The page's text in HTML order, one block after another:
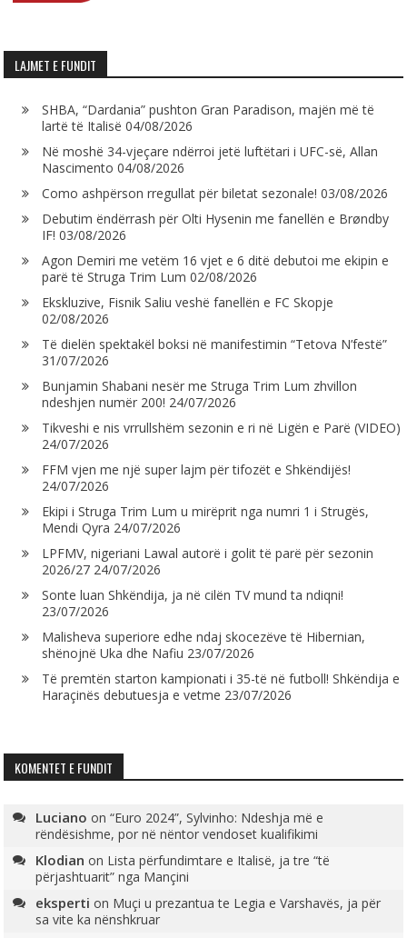
LAJMET E FUNDIT
SHBA, “Dardania” pushton Gran Paradison, majën më të
lartë të Italisë 04/08/2026
Në moshë 34-vjeçare ndërroi jetë luftëtari i UFC-së, Allan
Nascimento 04/08/2026
Como ashpërson rregullat për biletat sezonale! 03/08/2026
Debutim ëndërrash për Olti Hysenin me fanellën e Brøndby
IF! 03/08/2026
Agon Demiri me vetëm 16 vjet e 6 ditë debutoi me ekipin e
parë të Struga Trim Lum 02/08/2026
Ekskluzive, Fisnik Saliu veshë fanellën e FC Skopje
02/08/2026
Të dielën spektakël boksi në manifestimin “Tetova N’festë”
31/07/2026
Bunjamin Shabani nesër me Struga Trim Lum zhvillon
ndeshjen numër 200! 24/07/2026
Tikveshi e nis vrrullshëm sezonin e ri në Ligën e Parë (VIDEO)
24/07/2026
FFM vjen me një super lajm për tifozët e Shkëndijës!
24/07/2026
Ekipi i Struga Trim Lum u mirëprit nga numri 1 i Strugës,
Mendi Qyra 24/07/2026
LPFMV, nigeriani Lawal autorë i golit të parë për sezonin
2026/27 24/07/2026
Sonte luan Shkëndija, ja në cilën TV mund ta ndiqni!
23/07/2026
Malisheva superiore edhe ndaj skocezëve të Hibernian,
shënojnë Uka dhe Nafiu 23/07/2026
Të premtën starton kampionati i 35-të në futboll! Shkëndija e
Haraçinës debutuesja e vetme 23/07/2026
KOMENTET E FUNDIT
Luciano on“Euro 2024”, Sylvinho: Ndeshja më e
rëndësishme, por në nëntor vendoset kualifikimi
Klodian on Lista përfundimtare e Italisë, ja tre “të
përjashtuarit” nga Mançini
eksperti on Muçi u prezantua te Legia e Varshavës, ja për
sa vite ka nënshkruar